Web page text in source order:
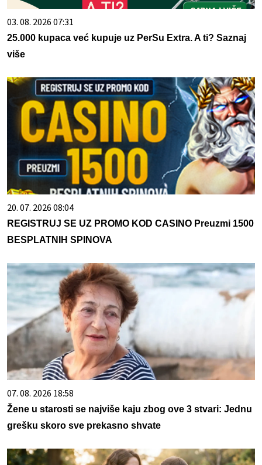
03. 08. 2026 07:31
25.000 kupaca već kupuje uz PerSu Extra. A ti? Saznaj
više
20. 07. 2026 08:04
REGISTRUJ SE UZ PROMO KOD CASINO Preuzmi 1500
BESPLATNIH SPINOVA
07. 08. 2026 18:58
Žene u starosti se najviše kaju zbog ove 3 stvari: Jednu
grešku skoro sve prekasno shvate